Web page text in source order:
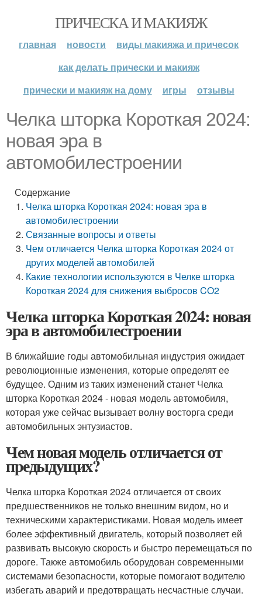
ПРИЧЕСКА И МАКИЯЖ
главная новости
виды макияжа и причесок
как делать прически и макияж
прически и макияж на дому
игры отзывы
Челка шторка Короткая 2024:
новая эра в
автомобилестроении
Содержание
Челка шторка Короткая 2024: новая эра в
автомобилестроении
Связанные вопросы и ответы
Чем отличается Челка шторка Короткая 2024 от
других моделей автомобилей
Какие технологии используются в Челке шторка
Короткая 2024 для снижения выбросов CO2
Челка шторка Короткая 2024: новая
эра в автомобилестроении
В ближайшие годы автомобильная индустрия ожидает
революционные изменения, которые определят ее
будущее. Одним из таких изменений станет Челка
шторка Короткая 2024 - новая модель автомобиля,
которая уже сейчас вызывает волну восторга среди
автомобильных энтузиастов.
Чем новая модель отличается от
предыдущих?
Челка шторка Короткая 2024 отличается от своих
предшественников не только внешним видом, но и
техническими характеристиками. Новая модель имеет
более эффективный двигатель, который позволяет ей
развивать высокую скорость и быстро перемещаться по
дороге. Также автомобиль оборудован современными
системами безопасности, которые помогают водителю
избегать аварий и предотвращать несчастные случаи.